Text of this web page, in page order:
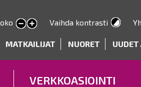
kokoakokoa Vaihda kontrasti
MATKAILIJAT NUORET UUDET
VERKKOASIOINTI